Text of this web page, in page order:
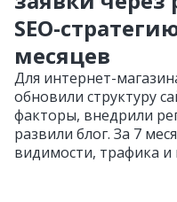
SEO-
месяцев
Для интернет-
обновили структуру
факторы, внедрили
развили блог. За 7
видимости, трафика и